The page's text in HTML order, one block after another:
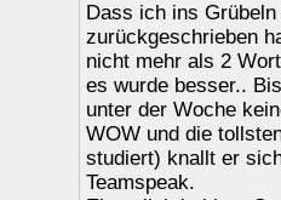
Dass ich ins
zurückgeschrieben
nicht mehr als 2
es wurde besser..
unter der Woche
WOW und die
studiert) knallt er
Teamspeak.